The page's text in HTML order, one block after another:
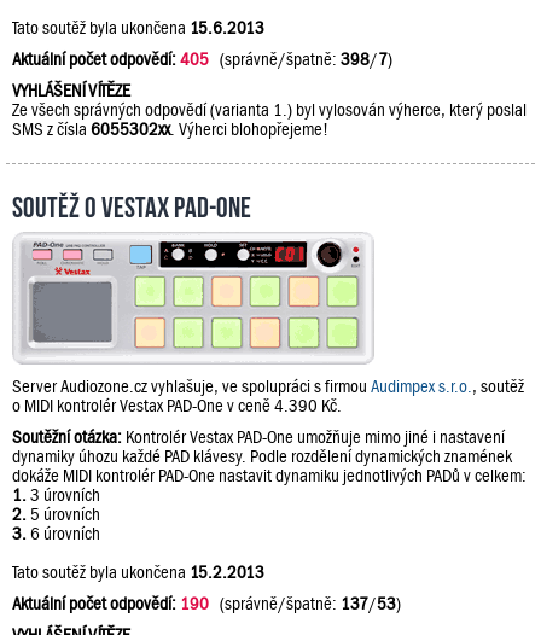
Tato soutěž byla ukončena 15.6.2013
Aktuální počet odpovědí:405 (správně/špatně: 398/7)
VYHLÁŠENÍ VÍTĚZE
Ze všech správných odpovědí (varianta 1.) byl vylosován výherce, který poslal
SMS z čísla 6055302xx. Výherci blohopřejeme!
Soutěž o Vestax PAD-One
Server Audiozone.cz vyhlašuje, ve spolupráci s firmou Audimpex s.r.o. , soutěž
o MIDI kontrolér Vestax PAD-One v ceně 4.390 Kč.
Soutěžní otázka: Kontrolér Vestax PAD-One umožňuje mimo jiné i nastavení
dynamiky úhozu každé PAD klávesy. Podle rozdělení dynamických znamének
dokáže MIDI kontrolér PAD-One nastavit dynamiku jednotlivých PADů v celkem:
1. 3 úrovních
2. 5 úrovních
3. 6 úrovních
Tato soutěž byla ukončena 15.2.2013
Aktuální počet odpovědí: 190 (správně/špatně: 137/53)